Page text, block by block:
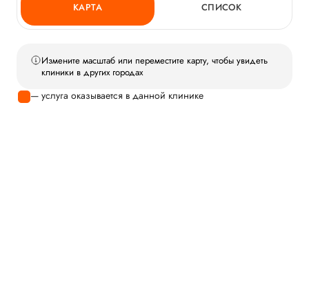
КАРТА СПИСОК
Измените масштаб или переместите карту, чтобы увидеть
клиники в других городах
— услуга оказывается в данной клинике